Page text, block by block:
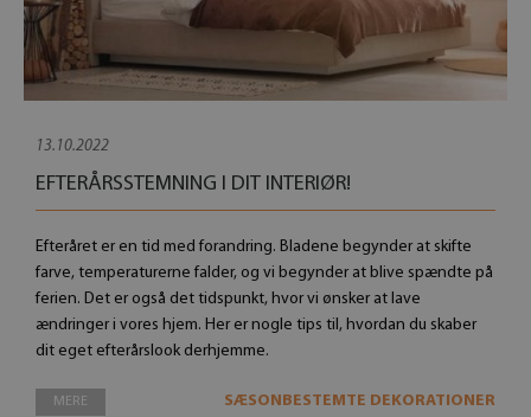
13.10.2022
EFTERÅRSSTEMNING I DIT INTERIØR!
Efteråret er en tid med forandring. Bladene begynder at skifte
farve, temperaturerne falder, og vi begynder at blive spændte på
ferien. Det er også det tidspunkt, hvor vi ønsker at lave
ændringer i vores hjem. Her er nogle tips til, hvordan du skaber
dit eget efterårslook derhjemme.
MERE SÆSONBESTEMTE DEKORATIONER